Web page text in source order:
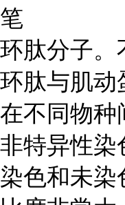
笔
环肽分子。
环肽与肌动
在不同物种
非特异性染
染色和未染